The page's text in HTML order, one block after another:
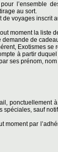
l’ensemble
au sort.
voyages inscrit
moment la liste
demande de
Exotismes
à partir
ses prénom,
ponctuellement
spéciales, sauf
moment par